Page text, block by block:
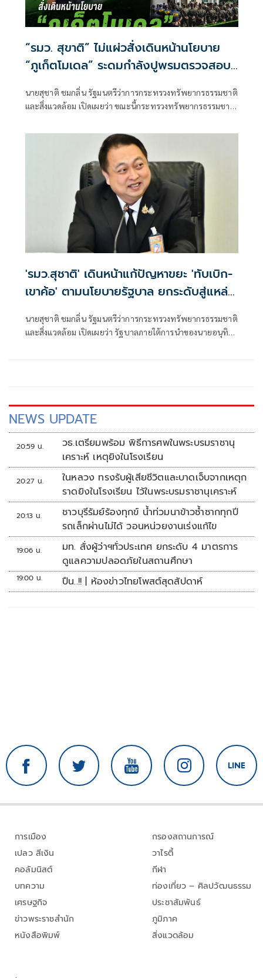
“รมว. สุขาติ” ไม่แผ่วสั่งเดินหน้านโยบาย
“ภูเก็ตโมเดล” ระดมกำลังปูพรมตรวจสอบ
พื้นที่ทั้งเกาะภูเก็ต อีก 40 จุด พร้อมเร่ง
ผลักดันประกาศป่านันทนาการหาดนุ้ย ภูเก็ต
นายสุชาติ ชมกลิ่น รัฐมนตรีว่าการกระทรวงทรัพยากรธรรมชาติ
และสิ่งแวดล้อม เปิดเผยว่า ขณะนี้กระทรวงทรัพยากรธรรมชาติ
'รมว.สุชาติ' เดินหน้าแก้ปัญหาขยะ 'ทับเบิก-
เขาค้อ' ตามนโยบายรัฐบาล ยกระดับสู่แหล่ง
ท่องเที่ยวคาร์บอนต่ำ สร้างรายได้ควบคู่
รักษาสิ่งแวดล้อม
นายสุชาติ ชมกลิ่น รัฐมนตรีว่าการกระทรวงทรัพยากรธรรมชาติ
และสิ่งแวดล้อม เปิดเผยว่า รัฐบาลภายใต้การนำของนายอนุทิน
NEWS UPDATE
20:59 น.
วธ.เตรียมพร้อม พิธีการศพในพระบรมราชานุ
เคราะห์ เหตุยิงในโรงเรียน
20:27 น.
ในหลวง ทรงรับผู้เสียชีวิตและบาดเจ็บจากเหตุก
ราดยิงในโรงเรียน ไว้ในพระบรมราชานุเคราะห์
20:13 น.
ชาวบุรีรัมย์ร้องทุกข์ น้ำท่วมนาข้าวซ้ำซากทุกปี
รถเล็กผ่านไม่ได้ วอนหน่วยงานเร่งแก้ไข
19:06 น.
มท. สั่งผู้ว่าฯทั่วประเทศ ยกระดับ 4 มาตรการ
ดูแลความปลอดภัยในสถานศึกษา
19:00 น. ปืน..!! | ห้องข่าวไทยโพสต์สุดสัปดาห์
การเมือง
เปลว สีเงิน
คอลัมนิสต์
บทความ
เศรษฐกิจ
ข่าวพระราชสำนัก
หนังสือพิมพ์
กรองสถานการณ์
วาไรตี้
กีฬา
ท่องเที่ยว – ศิลปวัฒนธรรม
ประชาสัมพันธ์
ภูมิภาค
สิ่งแวดล้อม